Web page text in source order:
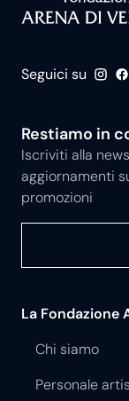
Seguici su
Restiamo in
Iscriviti alla
aggiornamenti
promozioni
La Fondazione
Chi siamo
Personale